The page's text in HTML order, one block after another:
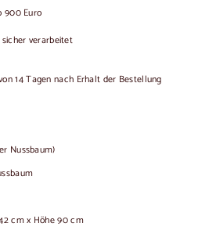
900 Euro
verarbeitet
14 Tagen nach Erhalt der Bestellung
Nussbaum)
cm x Höhe 90 cm